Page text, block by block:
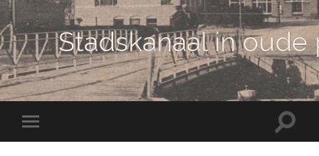
Stadskanaal in oude
Schakel
naar